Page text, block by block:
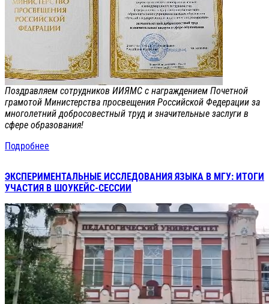
Поздравляем сотрудников ИИЯМС с награждением Почетной
грамотой Министерства просвещения Российской Федерации за
многолетний добросовестный труд и значительные заслуги в
сфере образования!
Подробнее
ЭКСПЕРИМЕНТАЛЬНЫЕ ИССЛЕДОВАНИЯ ЯЗЫКА В МГУ: ИТОГИ
УЧАСТИЯ В ШОУКЕЙС-СЕССИИ